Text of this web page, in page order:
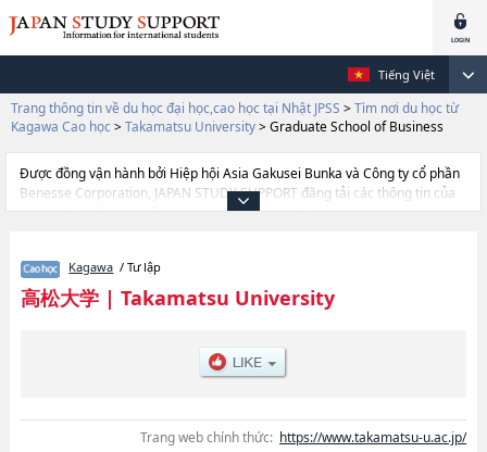
Tiếng Việt
Trang thông tin về du học đại học,cao học tại Nhật JPSS > Tìm nơi du học từ
Kagawa Cao học > Takamatsu University> Graduate School of Business
Được đồng vận hành bởi Hiệp hội Asia Gakusei Bunka và Công ty cổ phần
Benesse Corporation, JAPAN STUDY SUPPORT đăng tải các thông tin của
khoảng 1.300 trường đại học, cao học, trường đại học ngắn hạn, trường
cần thiết dành cho du học sinh, như là về các Graduate School of
Business, thông tin về từng khoa nghiên cứu, thông tin liên quan đến thi
tuyển như số lượng tuyển sinh, số lượng trúng tuyển, cở sở trang thiết bị,
Kagawa / Tư lập
高松大学| Takamatsu University
Trang web chính thức: https://www.takamatsu-u.ac.jp/